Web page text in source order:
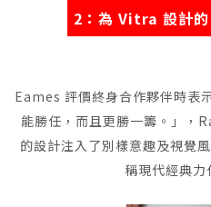
2：為 Vitra 設計
Eames 評價終身合作夥伴時表
能勝任，而且更勝一籌。」，
的設計注入了別樣意趣及視覺
稱現代經典